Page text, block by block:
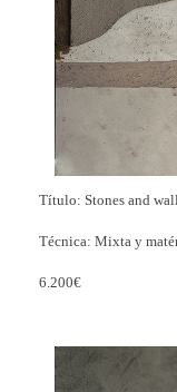
Título: Stones and wall
Técnica: Mixta y
6.200€